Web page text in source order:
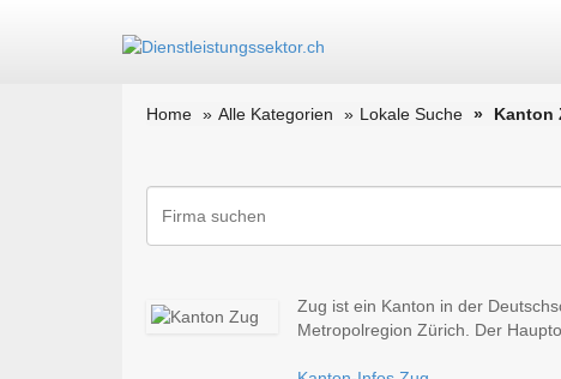
Home Alle Kategorien Lokale Suche Kanton
Zug ist ein Kanton in der
Metropolregion Zürich. Der